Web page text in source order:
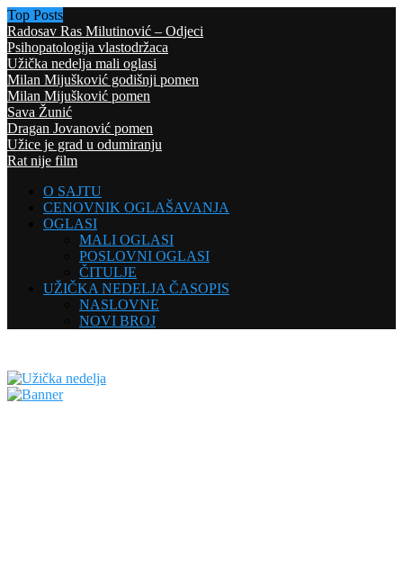
Top Posts
Radosav Ras Milutinović – Odjeci
Psihopatologija vlastodržaca
Užička nedelja mali oglasi
Milan Mijušković godišnji pomen
Milan Mijušković pomen
Sava Žunić
Dragan Jovanović pomen
Užice je grad u odumiranju
Rat nije film
O SAJTU
CENOVNIK OGLAŠAVANJA
OGLASI
MALI OGLASI
POSLOVNI OGLASI
ČITULJE
UŽIČKA NEDELJA ČASOPIS
NASLOVNE
NOVI BROJ